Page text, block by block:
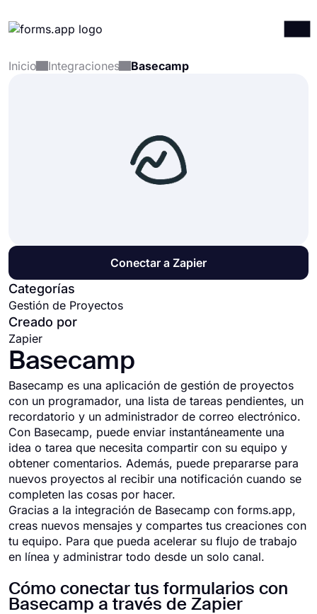
Productos
Inicio Integraciones Basecamp
Conectar a Zapier
Categorías
Gestión de Proyectos
Creado por
Zapier
Basecamp
Basecamp es una aplicación de gestión de proyectos
con un programador, una lista de tareas pendientes, un
recordatorio y un administrador de correo electrónico.
Con Basecamp, puede enviar instantáneamente una
idea o tarea que necesita compartir con su equipo y
obtener comentarios. Además, puede prepararse para
nuevos proyectos al recibir una notificación cuando se
completen las cosas por hacer.
Gracias a la integración de Basecamp con forms.app,
creas nuevos mensajes y compartes tus creaciones con
tu equipo. Para que pueda acelerar su flujo de trabajo
en línea y administrar todo desde un solo canal.
Cómo conectar tus formularios con
Basecamp a través de Zapier